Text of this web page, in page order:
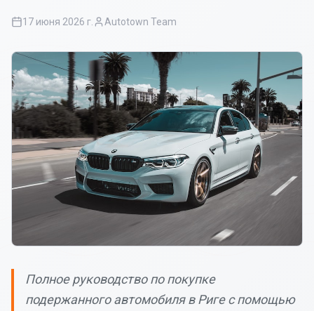
17 июня 2026 г. Autotown Team
Полное руководство по покупке
подержанного автомобиля в Риге с помощью